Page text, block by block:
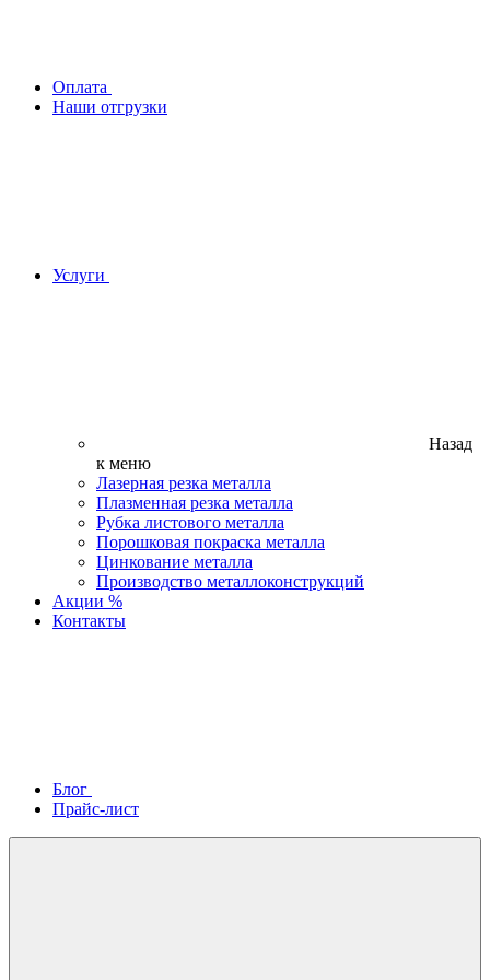
Оплата
Наши отгрузки
Услуги
Назад
к меню
Лазерная резка металла
Плазменная резка металла
Рубка листового металла
Порошковая покраска металла
Цинкование металла
Производство металлоконструкций
Акции %
Контакты
Блог
Прайс-лист